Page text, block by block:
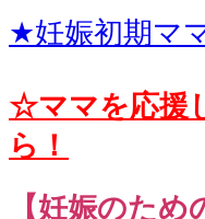
★妊娠初期マ
☆ママを応援
ら！
【妊娠のため